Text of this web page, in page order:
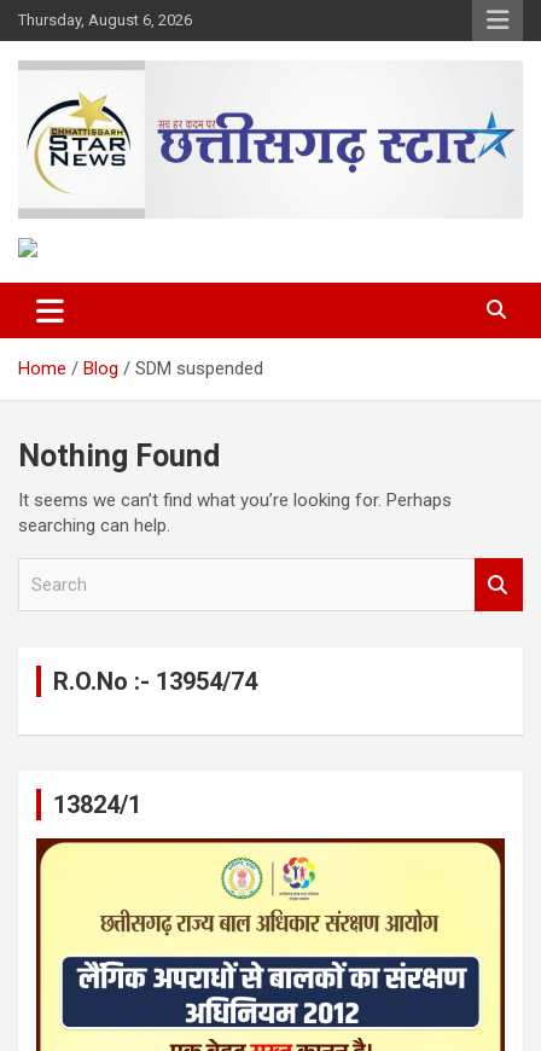
Skip
to
content
Thursday, August 6, 2026
Chhattisgarh Star
Home Blog SDM suspended
Nothing Found
It seems we can’t find what you’re looking for. Perhaps
searching can help.
R.O.No :- 13954/74
13824/1